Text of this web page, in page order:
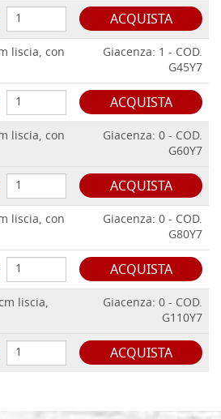
ACQUISTA
liscia, con
Giacenza: 1 - COD.
G45Y7
ACQUISTA
liscia, con
Giacenza: 0 - COD.
G60Y7
ACQUISTA
liscia, con
Giacenza: 0 - COD.
G80Y7
ACQUISTA
liscia,
Giacenza: 0 - COD.
G110Y7
ACQUISTA